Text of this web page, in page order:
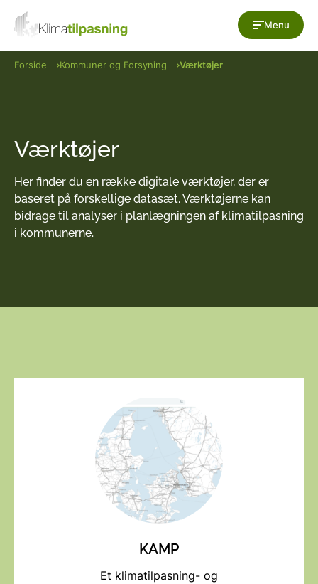
Menu
Forside Kommuner og Forsyning Værktøjer
Værktøjer
Her finder du en række digitale værktøjer, der er
baseret på forskellige datasæt. Værktøjerne kan
bidrage til analyser i planlægningen af klimatilpasning
i kommunerne.
KAMP
Et klimatilpasning- og